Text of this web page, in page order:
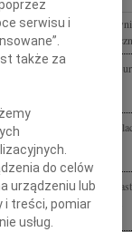
Burmistrza
Lewicy
Zdzisława Nowaka
oraz Najbliższym...
Nowaka Burmistrza
Śląski
Nowaka Burmistrza
II i III kadencji (w latach...
serwisu i
także za
do celów
urządzeniu lub
i treści, pomiar
usług.